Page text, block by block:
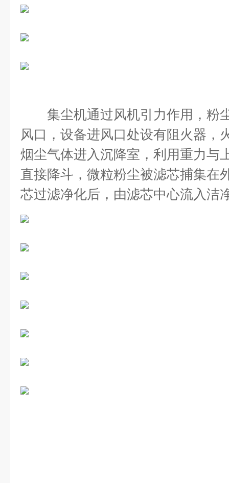
集尘机通过风机引力作用，粉
风口，设备进风口处设有阻火器，
烟尘气体进入沉降室，利用重力与
直接降斗，微粒粉尘被滤芯捕集在
芯过滤净化后，由滤芯中心流入洁